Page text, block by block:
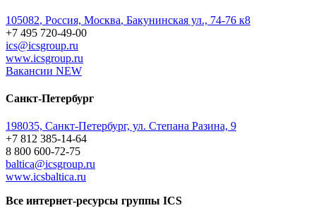
105082, Россия, Москва, Бакунинская ул., 74-76 к8
+7 495 720-49-00
ics@icsgroup.ru
www.icsgroup.ru
Вакансии NEW
Санкт-Петербург
198035, Санкт-Петербург, ул. Степана Разина, 9
+7 812 385-14-64
8 800 600-72-75
baltica@icsgroup.ru
www.icsbaltica.ru
Все интернет-ресурсы группы ICS